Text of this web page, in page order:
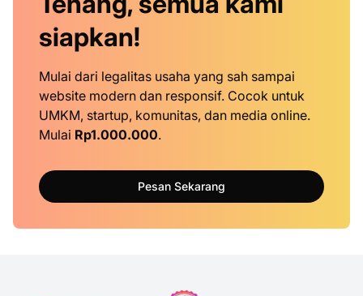
siapkan!
Mulai dari legalitas usaha yang sah sampai
website modern dan responsif. Cocok untuk
UMKM, startup, komunitas, dan media online.
Mulai Rp1.000.000.
Pesan Sekarang